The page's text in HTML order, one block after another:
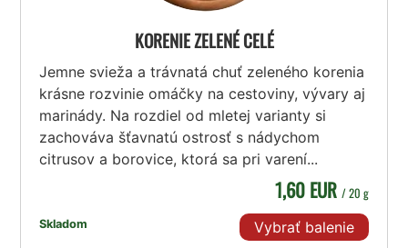
KORENIE ZELENÉ CELÉ
Jemne svieža a trávnatá chuť zeleného korenia
krásne rozvinie omáčky na cestoviny, vývary aj
marinády. Na rozdiel od mletej varianty si
zachováva šťavnatú ostrosť s nádychom
citrusov a borovice, ktorá sa pri varení...
Skladom
1,60 EUR / 20 g
Vybrať balenie